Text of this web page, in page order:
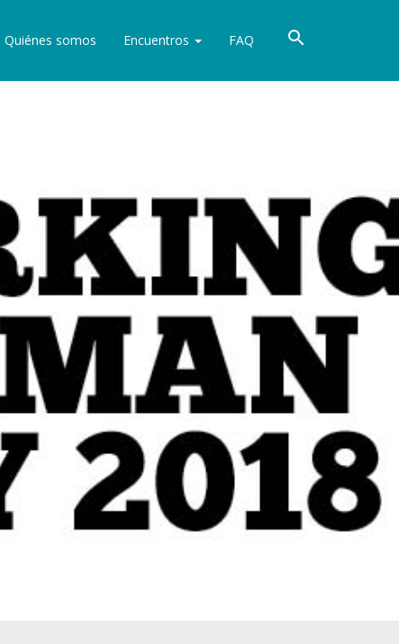
Quiénes somos Encuentros FAQ